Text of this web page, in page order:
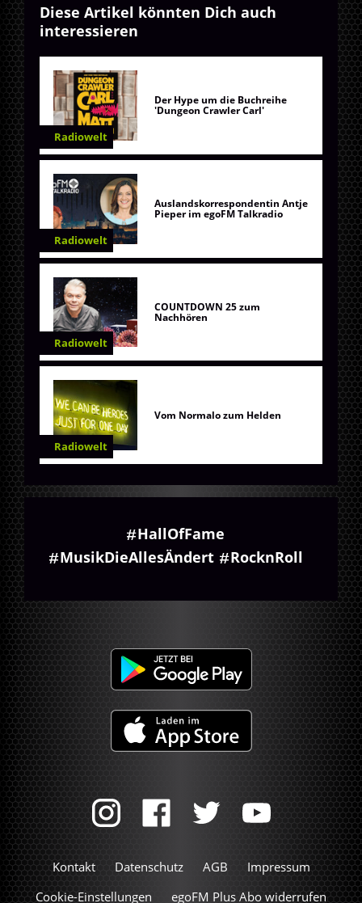
Diese Artikel könnten Dich auch
interessieren
Radiowelt
Der Hype um die Buchreihe
'Dungeon Crawler Carl'
Radiowelt
Auslandskorrespondentin Antje
Pieper im egoFM Talkradio
Radiowelt
COUNTDOWN 25 zum
Nachhören
Radiowelt
Vom Normalo zum Helden
HallOfFame
MusikDieAllesÄndert
RocknRoll
Kontakt Datenschutz AGB
Impressum
Cookie-Einstellungen
egoFM Plus Abo widerrufen